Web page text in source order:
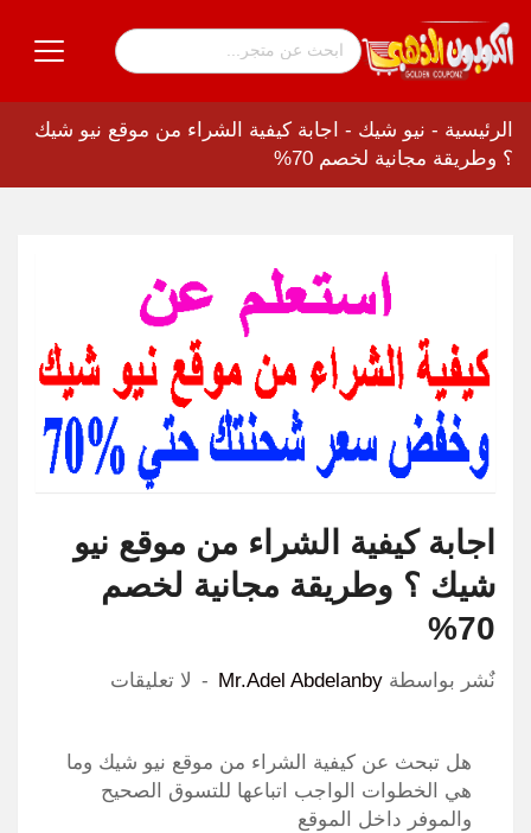
الرئيسية - نيو شيك - اجابة كيفية الشراء من موقع نيو شيك
؟ وطريقة مجانية لخصم 70%
اجابة كيفية الشراء من موقع نيو
شيك ؟ وطريقة مجانية لخصم
70%
نٌشر بواسطة Mr.Adel Abdelanby لا تعليقات
هل تبحث عن كيفية الشراء من موقع نيو شيك وما
هي الخطوات الواجب اتباعها للتسوق الصحيح
والموفر داخل الموقع